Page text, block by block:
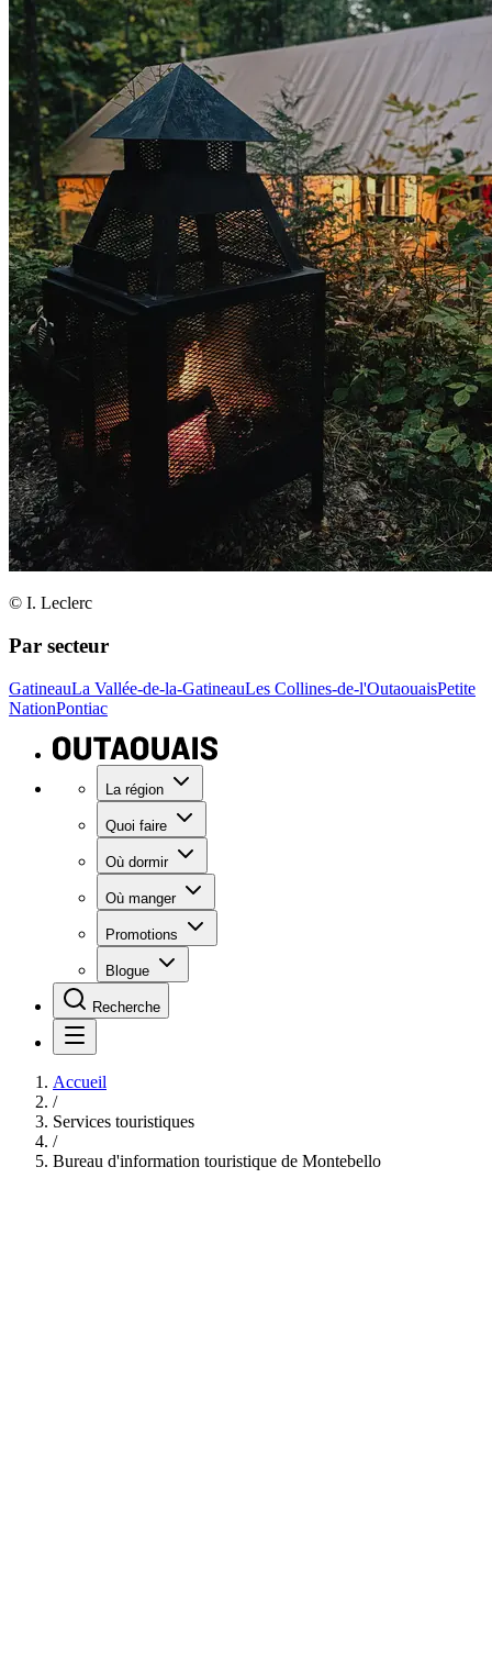
© I. Leclerc
Par secteur
GatineauLa Vallée-de-la-GatineauLes Collines-de-l'OutaouaisPetite
NationPontiac
La région
Quoi faire
Où dormir
Où manger
Promotions
Blogue
Recherche
Accueil
/
Services touristiques
/
Bureau d'information touristique de Montebello